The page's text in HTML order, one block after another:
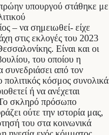
υπουργού στάθηκε με
– να σημειωθεί- είχε
στις εκλογές του 2023
Είναι και οι
του οποίου η
συνεδριάσει από τον
κόσμος συνολικά
ή να ανέχεται
σκληρό πρόσωπο
ούτε την ιστορία μας,
του στα κοινωνικά